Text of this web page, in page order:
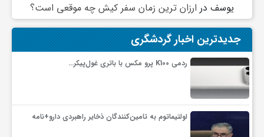
یوسف در ارزان ترین زمان سفر کیش چه موقعی است؟
جدیدترین اخبار گردشگری
ردمی K100 پرو مکس با باتری غول‌پیکر…
اولتیماتوم به تامین‌کنندگان ذخایر راهبردی دارو+نامه